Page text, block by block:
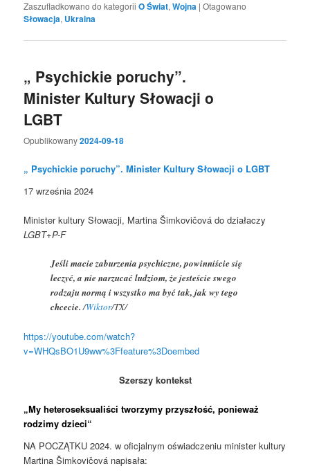
Zaszufladkowano do kategorii O Świat,Wojna |Otagowano
Słowacja, Ukraina
„ Psychickie poruchy”.
Minister Kultury Słowacji o
LGBT
Opublikowany2024-09-18
„ Psychickie poruchy”. Minister Kultury Słowacji o LGBT
17 września 2024
Minister kultury Słowacji, Martina Šimkovičová do działaczy
LGBT+P-F
Jeśli macie zaburzenia psychiczne, powinniście się
leczyć, a nie narzucać ludziom, że jesteście swego
rodzaju normą i wszystko ma być tak, jak wy tego
chcecie./Wiktor/TX/
https://youtube.com/watch?
v=WHQsBO1U9ww%3Ffeature%3Doembed
Szerszy kontekst
„My heteroseksualiści tworzymy przyszłość, ponieważ
rodzimy dzieci“
NA POCZĄTKU 2024. w oficjalnym oświadczeniu minister kultury
Martina Šimkovičová napisała: